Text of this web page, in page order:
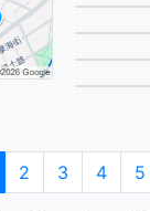
2 3 4 5